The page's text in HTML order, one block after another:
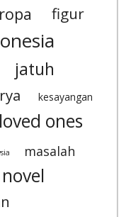
figur
jatuh
kesayangan
loved ones
masalah
novel